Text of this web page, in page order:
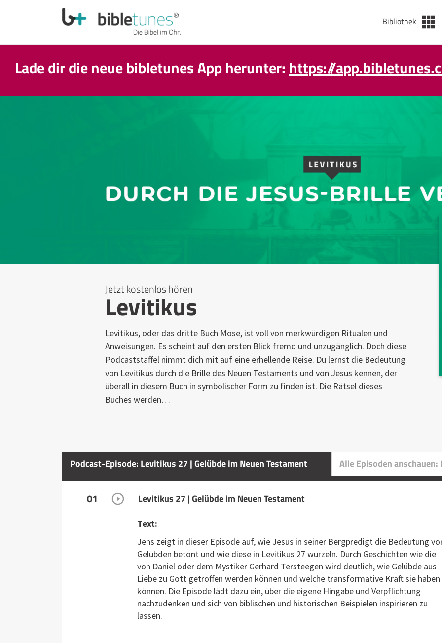
Bibliothek
Lade dir die neue bibletunes App herunter: https://
Jetzt kostenlos hören
Levitikus
Levitikus, oder das dritte Buch Mose, ist voll von merkwürdigen Ritualen und
Anweisungen. Es scheint auf den ersten Blick fremd und unzugänglich. Doch diese
Podcaststaffel nimmt dich mit auf eine erhellende Reise. Du lernst die Bedeutung
von Levitikus durch die Brille des Neuen Testaments und von Jesus kennen, der
überall in diesem Buch in symbolischer Form zu finden ist. Die Rätsel dieses
Buches werden…
Podcast-Episode: Levitikus 27 | Gelübde im Neuen Testament Alle Episoden
01 Levitikus 27 | Gelübde im Neuen Testament
Text:
Jens zeigt in dieser Episode auf, wie Jesus in seiner Bergpredigt die Bedeutung
Gelübden betont und wie diese in Levitikus 27 wurzeln. Durch Geschichten wie die
von Daniel oder dem Mystiker Gerhard Tersteegen wird deutlich, wie Gelübde aus
Liebe zu Gott getroffen werden können und welche transformative Kraft sie haben
können. Die Episode lädt dazu ein, über die eigene Hingabe und Verpflichtung
nachzudenken und sich von biblischen und historischen Beispielen inspirieren zu
lassen.